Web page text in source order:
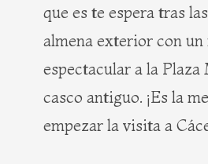
que es te espera tras
almena exterior con
espectacular a la Plaza
casco antiguo. ¡Es la
empezar la visita a